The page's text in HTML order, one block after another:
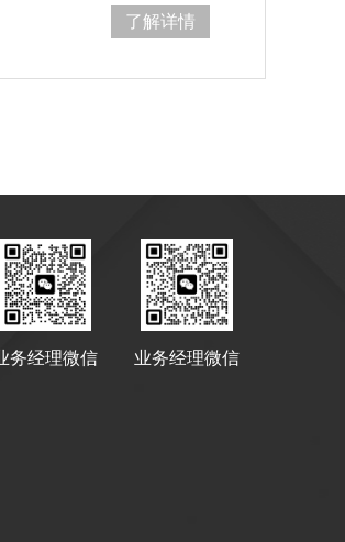
了解详情
务经理微信 业务经理微信